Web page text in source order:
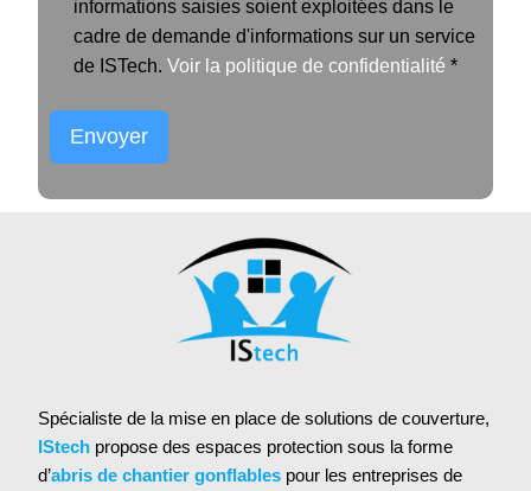
informations saisies soient exploitées dans le
cadre de demande d'informations sur un service
de ISTech. Voir la politique de confidentialité *
Envoyer
Alternative:
Spécialiste de la mise en place de solutions de couverture,
IStech propose des espaces protection sous la forme
d’abris de chantier gonflables pour les entreprises de